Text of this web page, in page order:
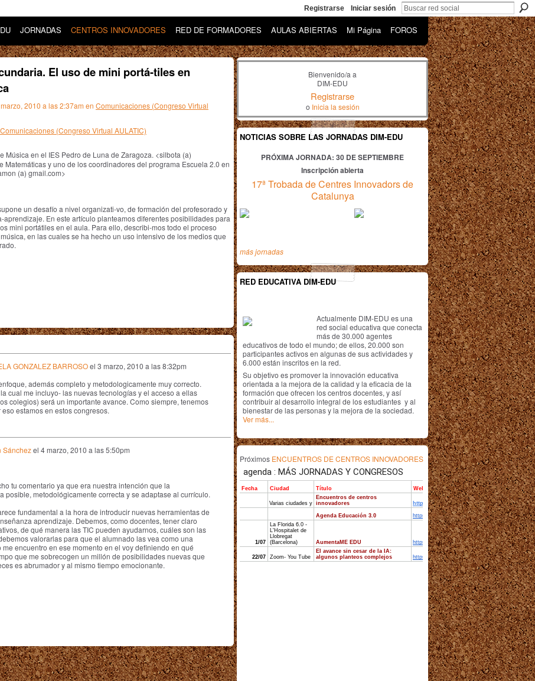
Registrarse Iniciar sesión
JORNADAS CENTROS INNOVADORES RED DE FORMADORES AULAS ABIERTAS Mi Página FOROS
El uso de mini portá-tiles en
2010 a las 2:37am en Comunicaciones (Congreso Virtual
(Congreso Virtual AULATIC)
Música en el IES Pedro de Luna de Zaragoza. <silbota (a)
Matemáticas y uno de los coordinadores del programa Escuela 2.0 en
(a) gmail.com>
un desafío a nivel organizati-vo, de formación del profesorado y
En este artículo planteamos diferentes posibilidades para
mini portátiles en el aula. Para ello, describi-mos todo el proceso
en las cuales se ha hecho un uso intensivo de los medios que
GONZALEZ BARROSOel 3 marzo, 2010 a las 8:32pm
además completo y metodologicamente muy correcto.
cual me incluyo- las nuevas tecnologías y el acceso a ellas
colegios) será un importante avance. Como siempre, tenemos
estamos en estos congresos.
Sánchezel 4 marzo, 2010 a las 5:50pm
tu comentario ya que era nuestra intención que la
posible, metodológicamente correcta y se adaptase al currículo.
fundamental a la hora de introducir nuevas herramientas de
aprendizaje. Debemos, como docentes, tener claro
de qué manera las TIC pueden ayudarnos, cuáles son las
valorarlas para que el alumnado las vea como una
encuentro en ese momento en el voy definiendo en qué
que me sobrecogen un millón de posibilidades nuevas que
es abrumador y al mismo tiempo emocionante.
Bienvenido/a a
DIM-EDU
Registrarse
o Inicia la sesión
NOTICIAS SOBRE LAS JORNADAS DIM-EDU
PRÓXIMA JORNADA: 30 DE SEPTIEMBRE
Inscripción abierta
17ª Trobada de Centres Innovadors de
Catalunya
más jornadas
RED EDUCATIVA DIM-EDU
Actualmente DIM-EDU es una
red social educativa que conecta
más de 30.000 agentes
educativos de todo el mundo; de ellos, 20.000 son
participantes activos en algunas de sus actividades y
6.000 están inscritos en la red.
Su objetivo es promover la innovación educativa
orientada a la mejora de la calidad y la eficacia de la
formación que ofrecen los centros docentes, y así
contribuir al desarrollo integral de los estudiantes y al
bienestar de las personas y la mejora de la sociedad.
Ver más...
Próximos ENCUENTROS DE CENTROS INNOVADORES